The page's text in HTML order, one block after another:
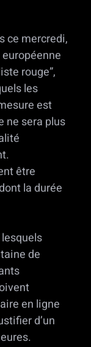
ce mercredi,
rouge”,
les
est
ne sera plus
être
la durée
lesquels
de
en ligne
d’un